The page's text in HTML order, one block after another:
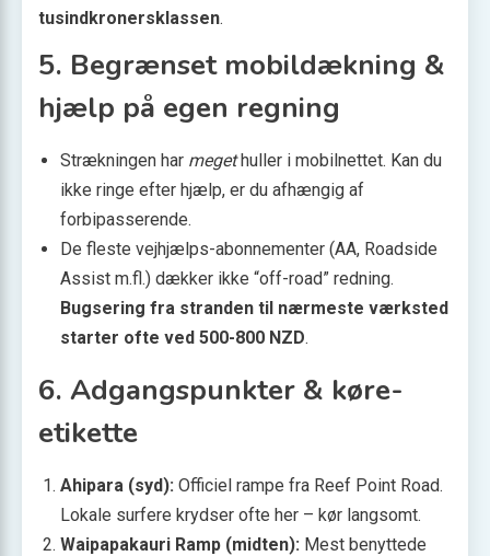
tusindkronersklassen.
5. Begrænset mobildækning &
hjælp på egen regning
Strækningen har megethuller i mobilnettet. Kan du
ikke ringe efter hjælp, er du afhængig af
forbipasserende.
De fleste vejhjælps-abonnementer (AA, Roadside
Assist m.fl.) dækker ikke “off-road” redning.
Bugsering fra stranden til nærmeste værksted
starter ofte ved 500-800 NZD.
6. Adgangspunkter & køre-
etikette
Ahipara (syd): Officiel rampe fra Reef Point Road.
Lokale surfere krydser ofte her – kør langsomt.
Waipapakauri Ramp (midten): Mest benyttede